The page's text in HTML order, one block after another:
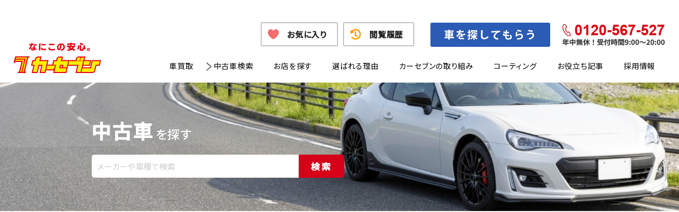
車買取 中古車検索 お店を探す 選ばれる理由 カーセブンの取り組み コーティング お役立ち記事 採用情報
お気に入り 閲覧履歴
中古車 を探す
検索